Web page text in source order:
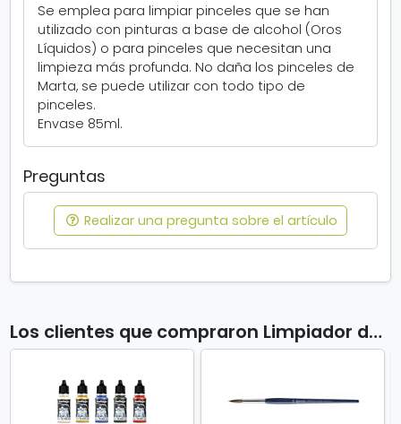
Se emplea para limpiar pinceles que se han
utilizado con pinturas a base de alcohol (Oros
Líquidos) o para pinceles que necesitan una
limpieza más profunda. No daña los pinceles de
Marta, se puede utilizar con todo tipo de
pinceles.
Envase 85ml.
Preguntas
Realizar una pregunta sobre el artículo
Los clientes que compraron Limpiador de pinceles 85ml también compraron